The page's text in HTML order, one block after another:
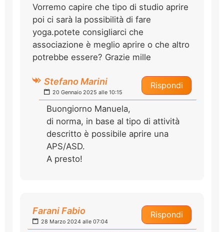
Vorremo capire che tipo di studio aprire
poi ci sarà la possibilità di fare
yoga.potete consigliarci che
associazione è meglio aprire o che altro
potrebbe essere? Grazie mille
Rispondi
Stefano Marini
20 Gennaio 2025 alle 10:15
Buongiorno Manuela,
di norma, in base al tipo di attività
descritto è possibile aprire una
APS/ASD.
A presto!
Rispondi
Farani Fabio
28 Marzo 2024 alle 07:04